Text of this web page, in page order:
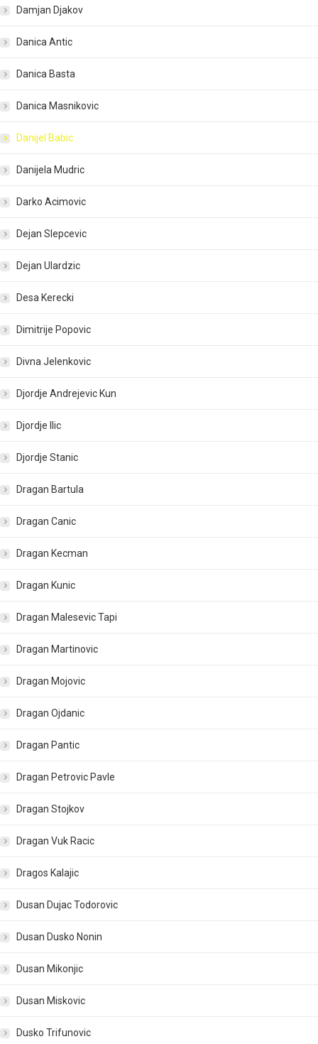
Damjan Djakov
Danica Antic
Danica Basta
Danica Masnikovic
Danijel Babic
Danijela Mudric
Darko Acimovic
Dejan Slepcevic
Dejan Ulardzic
Desa Kerecki
Dimitrije Popovic
Divna Jelenkovic
Djordje Andrejevic Kun
Djordje Ilic
Djordje Stanic
Dragan Bartula
Dragan Canic
Dragan Kecman
Dragan Kunic
Dragan Malesevic Tapi
Dragan Martinovic
Dragan Mojovic
Dragan Ojdanic
Dragan Pantic
Dragan Petrovic Pavle
Dragan Stojkov
Dragan Vuk Racic
Dragos Kalajic
Dusan Dujac Todorovic
Dusan Dusko Nonin
Dusan Mikonjic
Dusan Miskovic
Dusko Trifunovic